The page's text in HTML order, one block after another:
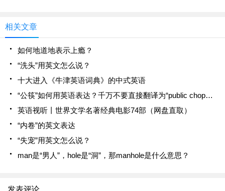
相关文章
如何地道地表示上瘾？
“洗头”用英文怎么说？
十大进入《牛津英语词典》的中式英语
“公筷”如何用英语表达？千万不要直接翻译为“public chopsticks”！
英语视听丨世界文学名著经典电影74部（网盘直取）
“内卷”的英文表达
“失宠”用英文怎么说？
man是“男人”，hole是“洞”，那manhole是什么意思？